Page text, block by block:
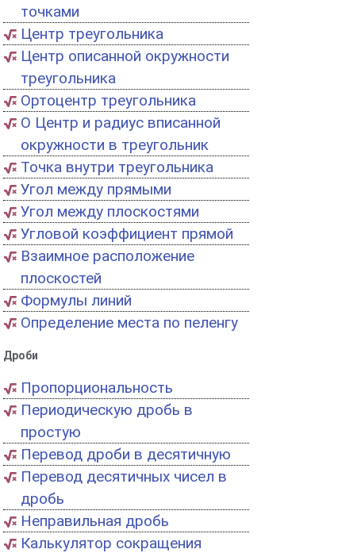
точками
Центр треугольника
Центр описанной окружности
треугольника
Ортоцентр треугольника
О Центр и радиус вписанной
окружности в треугольник
Точка внутри треугольника
Угол между прямыми
Угол между плоскостями
Угловой коэффициент прямой
Взаимное расположение
плоскостей
Формулы линий
Определение места по пеленгу
Дроби
Пропорциональность
Периодическую дробь в
простую
Перевод дроби в десятичную
Перевод десятичных чисел в
дробь
Неправильная дробь
Калькулятор сокращения